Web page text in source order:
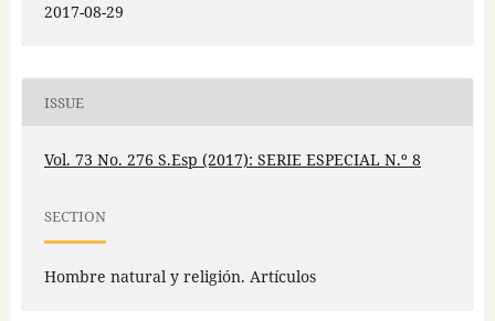
2017-08-29
ISSUE
Vol. 73 No. 276 S.Esp (2017): SERIE ESPECIAL N.º 8
SECTION
Hombre natural y religión. Artículos